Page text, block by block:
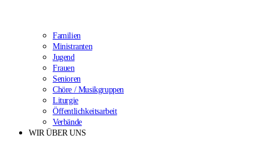
Familien
Ministranten
Jugend
Frauen
Senioren
Chöre / Musikgruppen
Liturgie
Öffentlichkeitsarbeit
Verbände
WIR ÜBER UNS